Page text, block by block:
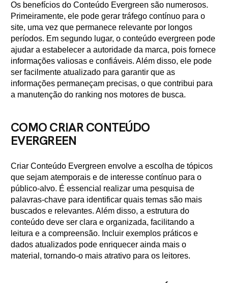
Os benefícios do Conteúdo Evergreen são numerosos.
Primeiramente, ele pode gerar tráfego contínuo para o
site, uma vez que permanece relevante por longos
períodos. Em segundo lugar, o conteúdo evergreen pode
ajudar a estabelecer a autoridade da marca, pois fornece
informações valiosas e confiáveis. Além disso, ele pode
ser facilmente atualizado para garantir que as
informações permaneçam precisas, o que contribui para
a manutenção do ranking nos motores de busca.
COMO CRIAR CONTEÚDO
EVERGREEN
Criar Conteúdo Evergreen envolve a escolha de tópicos
que sejam atemporais e de interesse contínuo para o
público-alvo. É essencial realizar uma pesquisa de
palavras-chave para identificar quais temas são mais
buscados e relevantes. Além disso, a estrutura do
conteúdo deve ser clara e organizada, facilitando a
leitura e a compreensão. Incluir exemplos práticos e
dados atualizados pode enriquecer ainda mais o
material, tornando-o mais atrativo para os leitores.